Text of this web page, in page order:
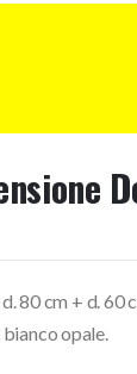
80 cm + d. 60
opale.